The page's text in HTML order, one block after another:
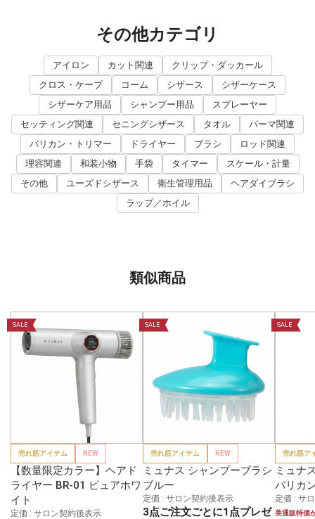
その他カテゴリ
アイロン カット関連
クリップ・ダッカール
クロス・ケープ
コーム シザース
シザーケース
シザーケア用品
シャンプー用品
スプレーヤー
セッティング関連
セニングシザース タオル
パーマ関連
バリカン・トリマー
ドライヤー ブラシ
ロッド関連
理容関連
和装小物 手袋 タイマー
スケール・計量
その他
ユーズドシザース 衛生管理用品
ヘアダイブラシ
ラップ／ホイル
類似商品
SALE
売れ筋アイテム NEW
【数量限定カラー】ヘアド
ライヤー BR-01 ピュアホワ
イト
定価 : サロン契約後表示
SALE
売れ筋アイテム NEW
ミュナス シャンプーブラシ
ブルー
定価 : サロン契約後表示
3点ご注文ごとに1点プレゼ
SALE
売れ筋ア
ミュナ
バリカ
定価 : サ
美通販特価